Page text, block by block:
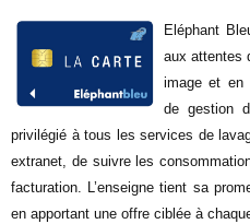
Eléphant
aux attentes
image et en
de gestion
privilégié à tous les services de
extranet, de suivre les
facturation. L’enseigne tient sa
en apportant une offre ciblée à